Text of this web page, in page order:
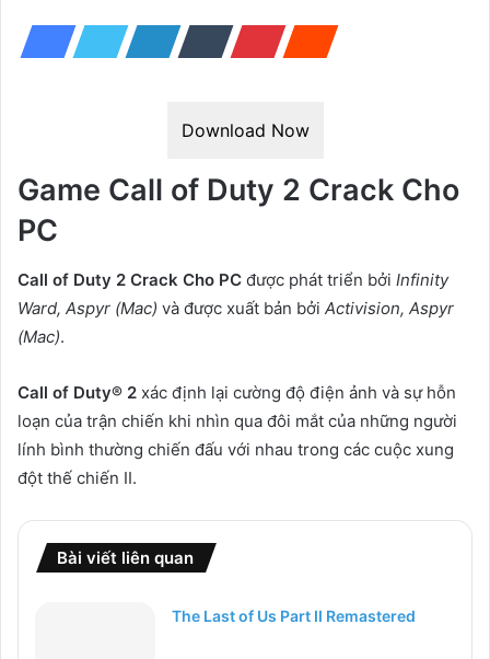
Download Now
Game Call of Duty 2 Crack Cho
PC
Call of Duty 2 Crack Cho PC được phát triển bởi Infinity
Ward, Aspyr (Mac) và được xuất bản bởi Activision, Aspyr
(Mac).
Call of Duty® 2 xác định lại cường độ điện ảnh và sự hỗn
loạn của trận chiến khi nhìn qua đôi mắt của những người
lính bình thường chiến đấu với nhau trong các cuộc xung
đột thế chiến II.
Bài viết liên quan
The Last of Us Part II Remastered